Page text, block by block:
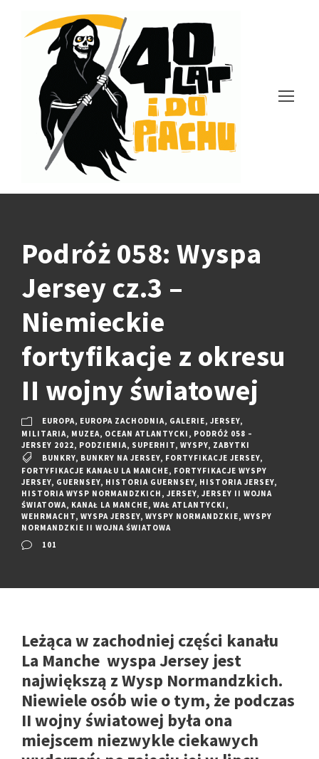
Podróż 058: Wyspa
Jersey cz.3 –
Niemieckie
fortyfikacje z okresu
II wojny światowej
EUROPA, EUROPA ZACHODNIA, GALERIE, JERSEY,
MILITARIA, MUZEA, OCEAN ATLANTYCKI , PODRÓŻ 058 –
JERSEY 2022, PODZIEMIA, SUPERHIT, WYSPY, ZABYTKI
BUNKRY, BUNKRY NA JERSEY, FORTYFIKACJE JERSEY,
FORTYFIKACJE KANAŁU LA MANCHE, FORTYFIKACJE WYSPY
JERSEY, GUERNSEY, HISTORIA GUERNSEY, HISTORIA JERSEY,
HISTORIA WYSP NORMANDZKICH , JERSEY, JERSEY II WOJNA
ŚWIATOWA, KANAŁ LA MANCHE, WAŁ ATLANTYCKI ,
WEHRMACHT, WYSPA JERSEY, WYSPY NORMANDZKIE, WYSPY
NORMANDZKIE II WOJNA ŚWIATOWA
101
Leżąca w zachodniej części kanału
La Manche wyspa Jersey jest
największą z Wysp Normandzkich.
Niewiele osób wie o tym, że podczas
II wojny światowej była ona
miejscem niezwykle ciekawych